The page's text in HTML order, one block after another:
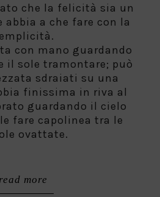
che la felicità sia un
a che fare con la
con mano guardando
il sole tramontare; può
sdraiati su una
finissima in riva al
guardando il cielo
fare capolinea tra le
ovattate.
read more